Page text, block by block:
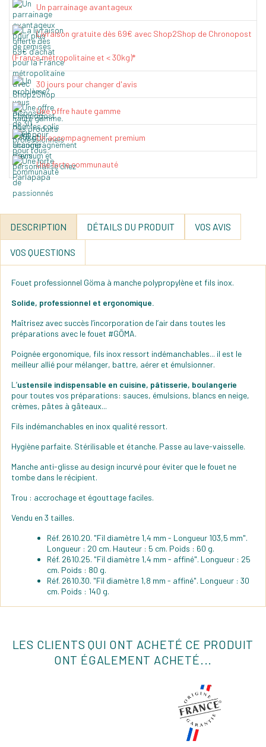
Un parrainage avantageux
Livraison gratuite dès 69€ avec Shop2Shop de Chronopost
(France métropolitaine et < 30kg)*
30 jours pour changer d'avis
Une offre haute gamme
Un accompagnement premium
Une forte communauté
DESCRIPTION DÉTAILS DU PRODUIT VOS AVIS
VOS QUESTIONS
Fouet professionnel Göma à manche polypropylène et fils inox.
Solide, professionnel et ergonomique.
Maîtrisez avec succès l’incorporation de l’air dans toutes les
préparations avec le fouet #GÖMA.
Poignée ergonomique, fils inox ressort indémanchables... il est le
meilleur allié pour mélanger, battre, aérer et émulsionner.
L’ustensile indispensable en cuisine, pâtisserie, boulangerie
pour toutes vos préparations: sauces, émulsions, blancs en neige,
crèmes, pâtes à gâteaux...
Fils indémanchables en inox qualité ressort.
Hygiène parfaite. Stérilisable et étanche. Passe au lave-vaisselle.
Manche anti-glisse au design incurvé pour éviter que le fouet ne
tombe dans le récipient.
Trou : accrochage et égouttage faciles.
Vendu en 3 tailles.
Réf. 2610.20. "Fil diamètre 1,4 mm - Longueur 103,5 mm".
Longueur : 20 cm. Hauteur : 5 cm. Poids : 60 g.
Réf. 2610.25. "Fil diamètre 1,4 mm - affiné". Longueur : 25
cm. Poids : 80 g.
Réf. 2610.30. "Fil diamètre 1,8 mm - affiné". Longueur : 30
cm. Poids : 140 g.
LES CLIENTS QUI ONT ACHETÉ CE PRODUIT
ONT ÉGALEMENT ACHETÉ...